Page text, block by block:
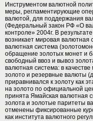
Инструментом валютной
меры, регламентирующие
валютой, для поддержания
(Федеральный закон РФ «О
контроле» 2004г. В
возникает мировая валютная
валютная система
обращение золотых монет и
свободный ввоз и вывоз
валютная система: в
золото и резервные валюты
приравнивался к золоту как
на золото по официальной
принята Ямайская валютная
золота и золотые паритеты
отменены фиксированные
как института валютного